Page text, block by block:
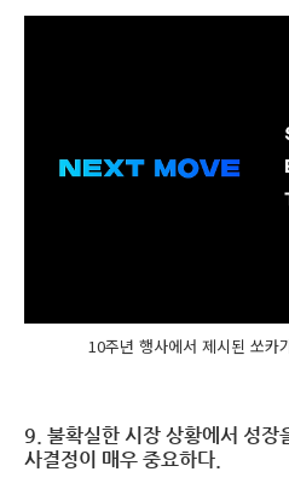
10주년 행사에서 제시된 쏘카
9. 불확실한 시장 상황에서 성장
사결정이 매우 중요하다.